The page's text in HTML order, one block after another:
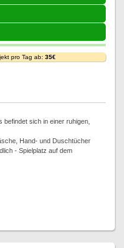
pro Tag ab: 35€
sich in einer ruhigen,
Hand- und Duschtücher
- Spielplatz auf dem